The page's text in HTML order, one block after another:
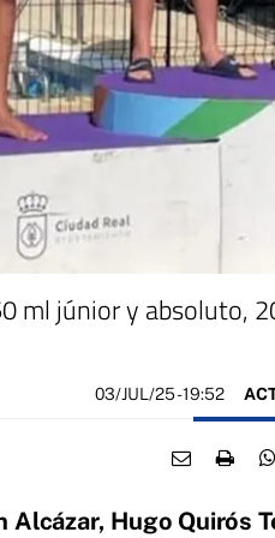
ml júnior y absoluto,
03/JUL/25- 19:52
Alcázar, Hugo Quirós